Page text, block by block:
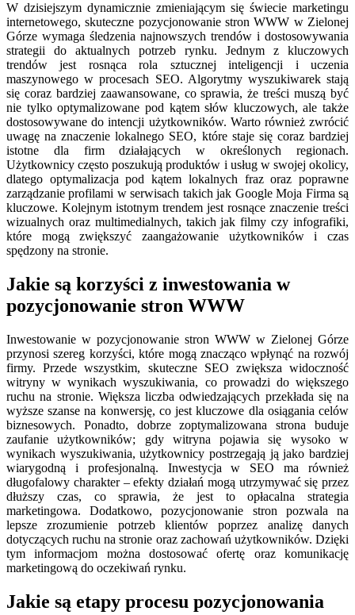
W dzisiejszym dynamicznie zmieniającym się świecie marketingu
internetowego, skuteczne pozycjonowanie stron WWW w Zielonej
Górze wymaga śledzenia najnowszych trendów i dostosowywania
strategii do aktualnych potrzeb rynku. Jednym z kluczowych
trendów jest rosnąca rola sztucznej inteligencji i uczenia
maszynowego w procesach SEO. Algorytmy wyszukiwarek stają
się coraz bardziej zaawansowane, co sprawia, że treści muszą być
nie tylko optymalizowane pod kątem słów kluczowych, ale także
dostosowywane do intencji użytkowników. Warto również zwrócić
uwagę na znaczenie lokalnego SEO, które staje się coraz bardziej
istotne dla firm działających w określonych regionach.
Użytkownicy często poszukują produktów i usług w swojej okolicy,
dlatego optymalizacja pod kątem lokalnych fraz oraz poprawne
zarządzanie profilami w serwisach takich jak Google Moja Firma są
kluczowe. Kolejnym istotnym trendem jest rosnące znaczenie treści
wizualnych oraz multimedialnych, takich jak filmy czy infografiki,
które mogą zwiększyć zaangażowanie użytkowników i czas
spędzony na stronie.
Jakie są korzyści z inwestowania w
pozycjonowanie stron WWW
Inwestowanie w pozycjonowanie stron WWW w Zielonej Górze
przynosi szereg korzyści, które mogą znacząco wpłynąć na rozwój
firmy. Przede wszystkim, skuteczne SEO zwiększa widoczność
witryny w wynikach wyszukiwania, co prowadzi do większego
ruchu na stronie. Większa liczba odwiedzających przekłada się na
wyższe szanse na konwersję, co jest kluczowe dla osiągania celów
biznesowych. Ponadto, dobrze zoptymalizowana strona buduje
zaufanie użytkowników; gdy witryna pojawia się wysoko w
wynikach wyszukiwania, użytkownicy postrzegają ją jako bardziej
wiarygodną i profesjonalną. Inwestycja w SEO ma również
długofalowy charakter – efekty działań mogą utrzymywać się przez
dłuższy czas, co sprawia, że jest to opłacalna strategia
marketingowa. Dodatkowo, pozycjonowanie stron pozwala na
lepsze zrozumienie potrzeb klientów poprzez analizę danych
dotyczących ruchu na stronie oraz zachowań użytkowników. Dzięki
tym informacjom można dostosować ofertę oraz komunikację
marketingową do oczekiwań rynku.
Jakie są etapy procesu pozycjonowania